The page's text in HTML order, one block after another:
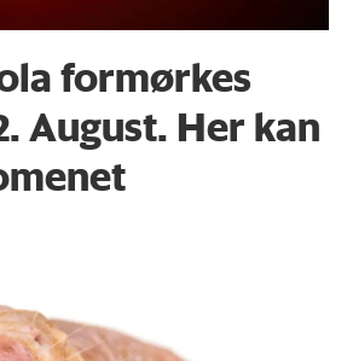
formørkes
August. Her kan